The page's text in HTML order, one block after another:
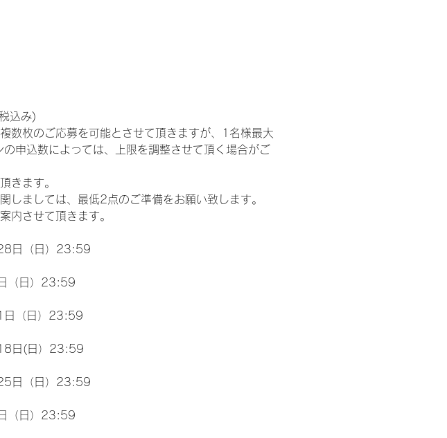
込み)
枚のご応募を可能とさせて頂きますが、1名様最大
申込数によっては、上限を調整させて頂く場合がご
きます。
ましては、最低2点のご準備をお願い致します。
内させて頂きます。
日（日）23:59
（日）23:59
日（日）23:59
日(日）23:59
日（日）23:59
（日）23:59